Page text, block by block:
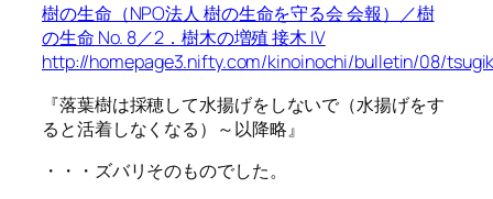
樹の生命（NPO法人 樹の生命を守る会 会報）／樹
の生命 No. 8／2．樹木の増殖 接木 IV
http://homepage3.nifty.com/kinoinochi/bulletin/08/
『落葉樹は採穂して水揚げをしないで（水揚げをす
ると活着しなくなる）～以降略』
・・・ズバリそのものでした。